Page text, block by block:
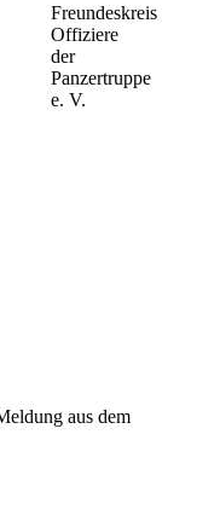
Freundeskreis
Offiziere
der
Panzertruppe
e. V.
aus dem